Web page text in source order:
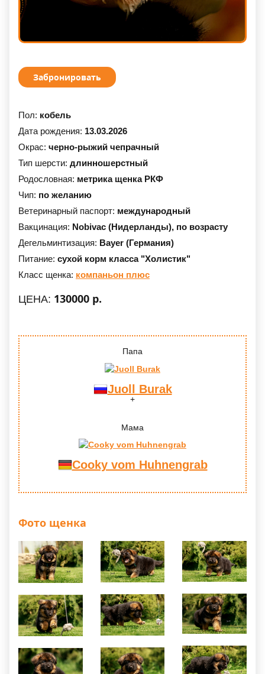
Забронировать
Пол: кобель
Дата рождения: 13.03.2026
Окрас: черно-рыжий чепрачный
Тип шерсти: длинношерстный
Родословная: метрика щенка РКФ
Чип: по желанию
Ветеринарный паспорт: международный
Вакцинация: Nobivac (Нидерланды), по возрасту
Дегельминтизация: Bayer (Германия)
Питание: сухой корм класса "Холистик"
Класс щенка: компаньон плюс
ЦЕНА: 130000 р.
Папа
Juoll Burak
Мама
Cooky vom Huhnengrab
Фото щенка